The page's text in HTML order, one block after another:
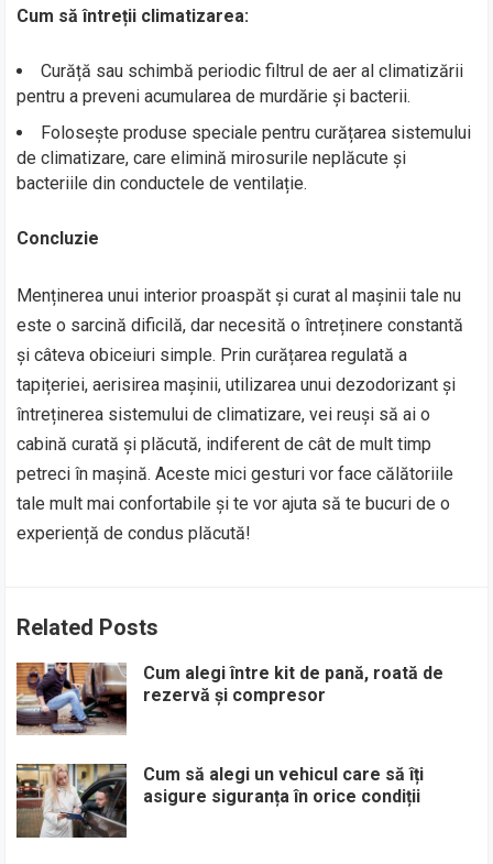
Cum să întreții climatizarea:
Curăță sau schimbă periodic filtrul de aer al climatizării
pentru a preveni acumularea de murdărie și bacterii.
Folosește produse speciale pentru curățarea sistemului
de climatizare, care elimină mirosurile neplăcute și
bacteriile din conductele de ventilație.
Concluzie
Menținerea unui interior proaspăt și curat al mașinii tale nu
este o sarcină dificilă, dar necesită o întreținere constantă
și câteva obiceiuri simple. Prin curățarea regulată a
tapițeriei, aerisirea mașinii, utilizarea unui dezodorizant și
întreținerea sistemului de climatizare, vei reuși să ai o
cabină curată și plăcută, indiferent de cât de mult timp
petreci în mașină. Aceste mici gesturi vor face călătoriile
tale mult mai confortabile și te vor ajuta să te bucuri de o
experiență de condus plăcută!
Related Posts
Cum alegi între kit de pană, roată de
rezervă și compresor
Cum să alegi un vehicul care să îți
asigure siguranța în orice condiții